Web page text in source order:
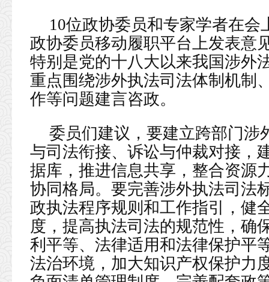
10位政协委员和专家学者在
政协委员移动履职平台上发表意
特别是党的十八大以来我国涉外
重点围绕涉外执法司法体制机制
作等问题建言咨政。
委员们建议，要建立跨部门涉
与司法衔接、诉讼与仲裁对接，
据库，推进信息共享，整合资源
协同格局。要完善涉外执法司法
政执法程序规则和工作指引，健
度，提高执法司法的规范性，确
利平等、法律适用和法律保护平
法治环境，加大知识产权保护力